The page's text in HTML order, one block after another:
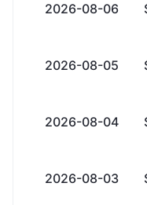
2026-08-06
2026-08-05
2026-08-04
2026-08-03